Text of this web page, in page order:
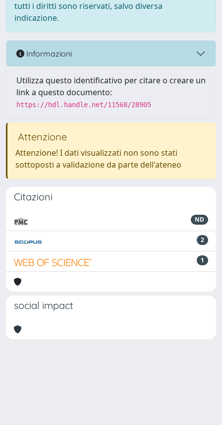
tutti i diritti sono riservati, salvo diversa
indicazione.
Informazioni
Utilizza questo identificativo per citare o creare un
link a questo documento:
https://hdl.handle.net/11568/28905
Attenzione
Attenzione! I dati visualizzati non sono stati
sottoposti a validazione da parte dell'ateneo
Citazioni
ND
2
1
social impact